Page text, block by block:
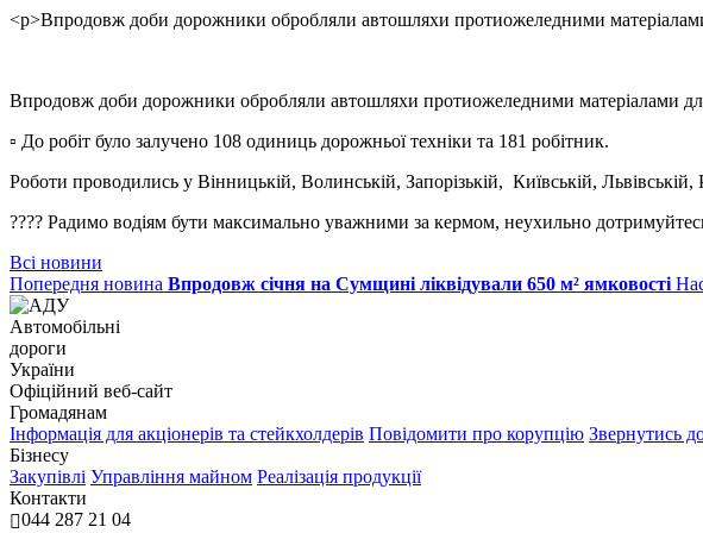
<p>Впродовж доби дорожники обробляли автошляхи протиожеледними
Впродовж доби дорожники обробляли автошляхи протиожеледними матеріалами для
▫ До робіт було залучено 108 одиниць дорожньої техніки та 181 робітник.
Роботи проводились у Вінницькій, Волинській, Запорізькій, Київській,
???? Радимо водіям бути максимально уважними за кермом, неухильно
Всі новини
Попередня новина Впродовж січня на Сумщині ліквідували 650 м² ямковості
Автомобільні
дороги
України
Офіційний веб‑сайт
Громадянам
Інформація для акціонерів та стейкхолдерів Повідомити про корупцію Звернутись
Бізнесу
Закупівлі Управління майном Реалізація продукції
Контакти
044 287 21 04